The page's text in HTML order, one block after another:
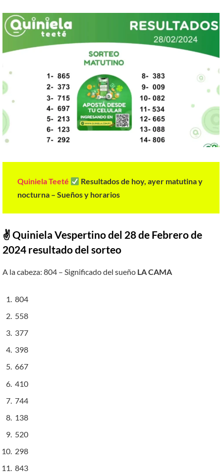
Quiniela Teeté
Resultados de hoy, ayer matutina y
nocturna – Sueños y horarios
✌ Quiniela Vespertino del 28 de Febrero de
2024 resultado del sorteo
A la cabeza: 804 – Significado del sueño LA CAMA
804
558
377
398
667
410
744
138
520
298
843